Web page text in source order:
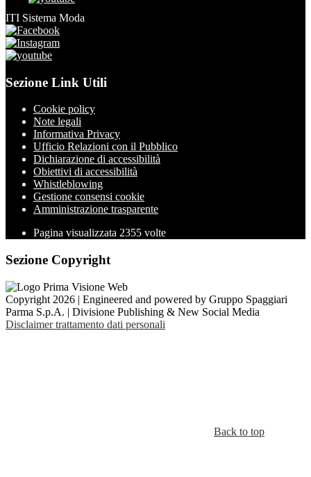
ITI Sistema Moda
Sezione Link Utili
Cookie policy
Note legali
Informativa Privacy
Ufficio Relazioni con il Pubblico
Dichiarazione di accessibilità
Obiettivi di accessibilità
Whistleblowing
Gestione consensi cookie
Amministrazione trasparente
Pagina visualizzata 2355 volte
Sezione Copyright
Copyright 2026 | Engineered and powered by Gruppo Spaggiari
Parma S.p.A. | Divisione Publishing & New Social Media
Disclaimer trattamento dati personali
Back to top